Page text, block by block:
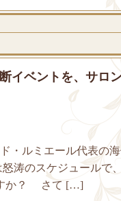
イベントを、サロ
・ルミエール代表の
涛のスケジュールで
すか？ さて […]